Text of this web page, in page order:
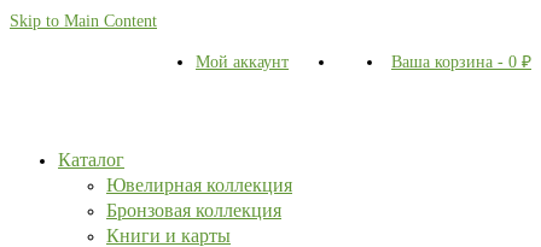
Skip to Main Content
Мой аккаунт Ваша корзина - 0 ₽
Каталог
Ювелирная коллекция
Бронзовая коллекция
Книги и карты